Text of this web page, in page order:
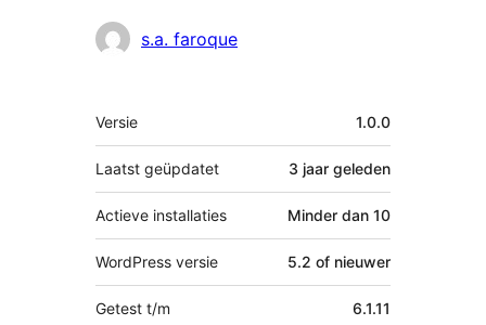
Bijdragerss.a. faroque
Meta
Versie 1.0.0
Laatst geüpdatet 3 jaar geleden
Actieve installaties Minder dan 10
WordPress versie 5.2 of nieuwer
Getest t/m 6.1.11